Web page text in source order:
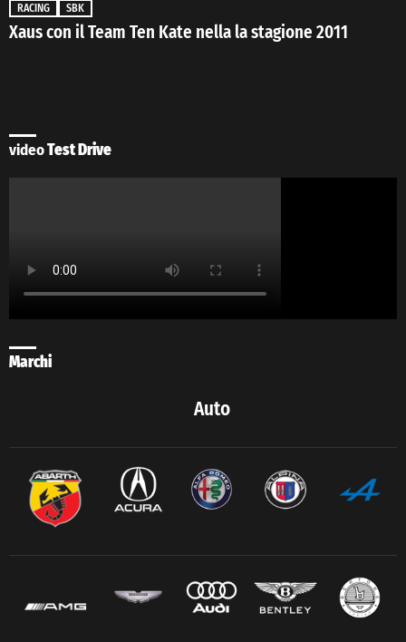
RACING SBK
Xaus con il Team Ten Kate nella la stagione 2011
videoTest Drive
Marchi
Auto